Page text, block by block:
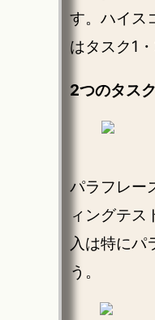
す。ハイス
はタスク1
2つのタス
パラフレー
ィングテス
入は特にパ
う。